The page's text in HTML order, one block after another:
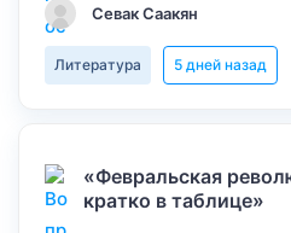
Севак Саакян
Литература 5 дней назад
«Февральская
кратко в таблице»